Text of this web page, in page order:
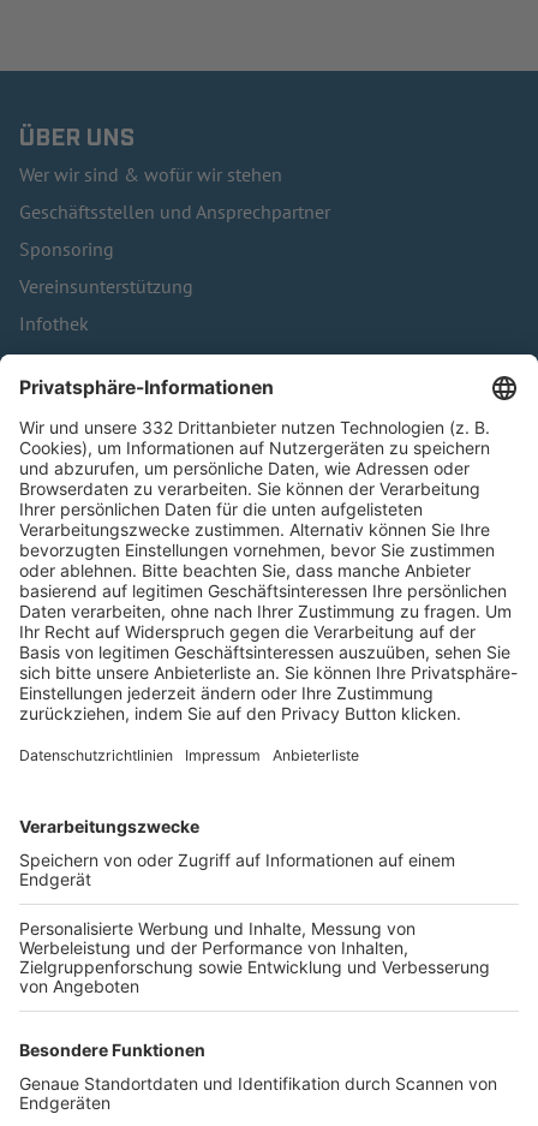
ÜBER UNS
Wer wir sind & wofür wir stehen
Geschäftsstellen und Ansprechpartner
Sponsoring
Vereinsunterstützung
Infothek
Kontakt
HÄUFIG BESUCHTE SEITEN
Pässe und Vereinswechsel
Trainerausbildung
Schulungsangebot Vereinsmitarbeiter
BFV-Geschäftsstellen
Trainerbörse
Login SpielPlus
FOLGE DEM BFV
TOP-VEREINE
TOP-PARTNER